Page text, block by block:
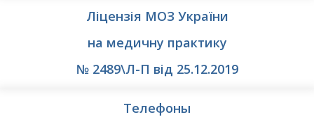
Ліцензія МОЗ України
на медичну практику
№ 2489\Л-П від 25.12.2019
Телефоны